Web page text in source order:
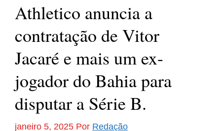
Athletico anuncia a
contratação de Vitor
Jacaré e mais um ex-
jogador do Bahia para
disputar a Série B.
janeiro 5, 2025 Por Redação